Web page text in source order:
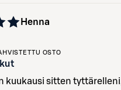
Henna
OSTO
kuukausi sitten